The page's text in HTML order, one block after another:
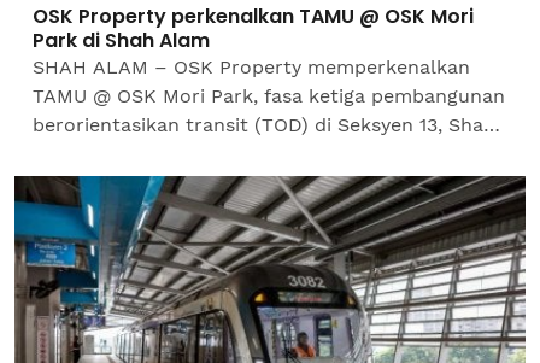
OSK Property perkenalkan TAMU @ OSK Mori
Park di Shah Alam
SHAH ALAM – OSK Property memperkenalkan
TAMU @ OSK Mori Park, fasa ketiga pembangunan
berorientasikan transit (TOD) di Seksyen 13, Shah
seluas 15.28...